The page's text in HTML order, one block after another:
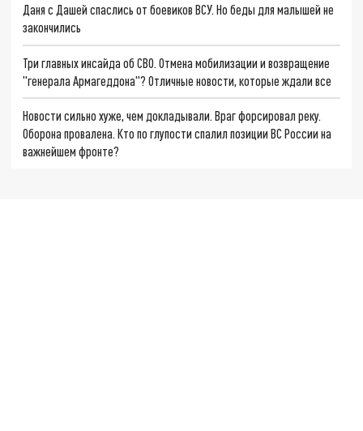
Даня с Дашей спаслись от боевиков ВСУ. Но беды для малышей не
закончились
Три главных инсайда об СВО. Отмена мобилизации и возвращение
"генерала Армагеддона"? Отличные новости, которые ждали все
Новости сильно хуже, чем докладывали. Враг форсировал реку.
Оборона провалена. Кто по глупости спалил позиции ВС России на
важнейшем фронте?